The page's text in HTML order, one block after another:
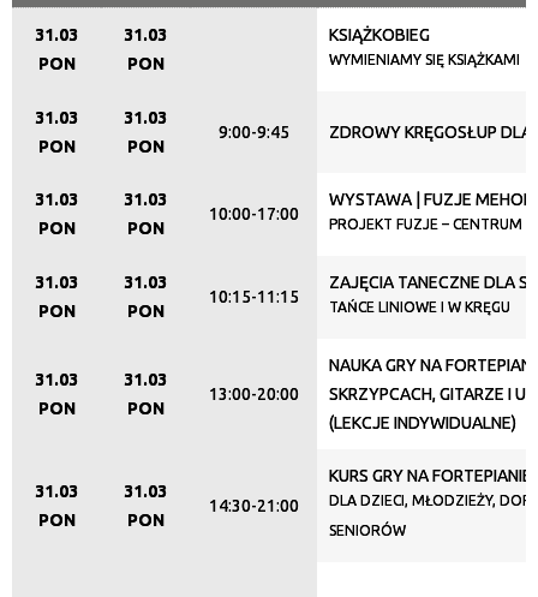
Trwające w zakresie
Miejsce
Organizator
31.03
PON
31.03
PON
KSIĄŻKOBIEG
WYMIENIAMY SIĘ KSIĄŻKAMI
31.03
PON
31.03
PON
9:00-9:45 ZDROWY KRĘGOSŁUP DLA
31.03
PON
31.03
PON
10:00-17:00
WYSTAWA | FUZJE
PROJEKT FUZJE – CENTRUM I
31.03
PON
31.03
PON
10:15-11:15
ZAJĘCIA TANECZNE DLA
TAŃCE LINIOWE I W KRĘGU
31.03
PON
31.03
PON
13:00-20:00
NAUKA GRY NA
SKRZYPCACH, GITARZE I
(LEKCJE INDYWIDUALNE)
31.03
PON
31.03
PON
14:30-21:00
KURS GRY NA FORTEPIANIE
DLA DZIECI, MŁODZIEŻY,
SENIORÓW